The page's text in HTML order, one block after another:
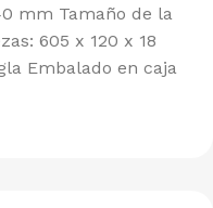
mm Tamaño de la
605 x 120 x 18
Embalado en caja